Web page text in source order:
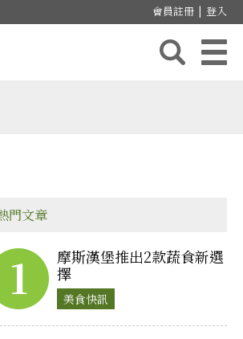
會員註冊 | 登入
門文章
1
摩斯漢堡推出2款蔬食新選
擇
美食快訊